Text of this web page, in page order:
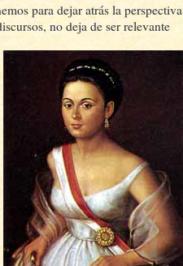
para dejar atrás la perspectiva
no deja de ser relevante